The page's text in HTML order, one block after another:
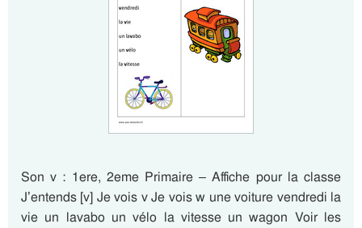
Son v : 1ere, 2eme Primaire – Affiche pour la classe
J’entends [v] Je vois v Je vois w une voiture vendredi la
vie un lavabo un vélo la vitesse un wagon Voir les